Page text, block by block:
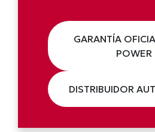
GARANTÍA
POWER
DISTRIBUIDOR